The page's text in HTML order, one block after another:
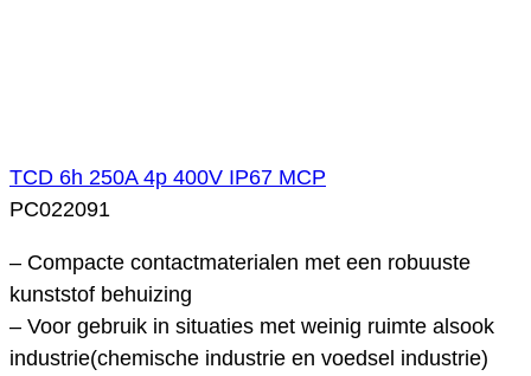
TCD 6h 250A 4p 400V IP67 MCP
PC022091
– Compacte contactmaterialen met een robuuste
kunststof behuizing
– Voor gebruik in situaties met weinig ruimte alsook
industrie(chemische industrie en voedsel industrie)